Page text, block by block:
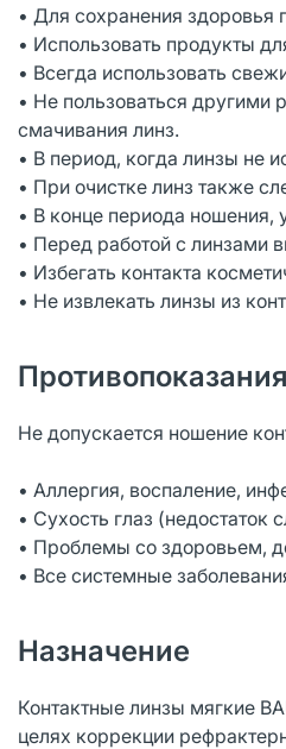
• Для сохранения
• Использовать продукты
• Всегда использовать
• Не пользоваться другими
смачивания линз.
• В период, когда линзы не
• При очистке линз также
• В конце периода ношения,
• Перед работой с линзами
• Избегать контакта
• Не извлекать линзы из
Противопоказания
Не допускается ношение
• Аллергия, воспаление,
• Сухость глаз (недостаток
• Проблемы со здоровьем,
• Все системные
Назначение
Контактные линзы мягкие
целях коррекции